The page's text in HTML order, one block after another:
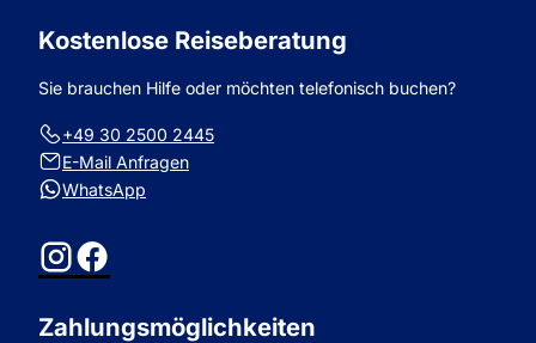
Kostenlose Reiseberatung
Sie brauchen Hilfe oder möchten telefonisch buchen?
+49 30 2500 2445
E-Mail Anfragen
WhatsApp
InstagramFacebook
Zahlungsmöglichkeiten